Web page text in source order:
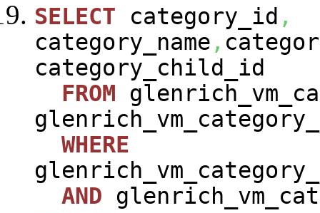
SELECT category_id ,
category_name ,
category_child_id
FROM
WHERE
AND